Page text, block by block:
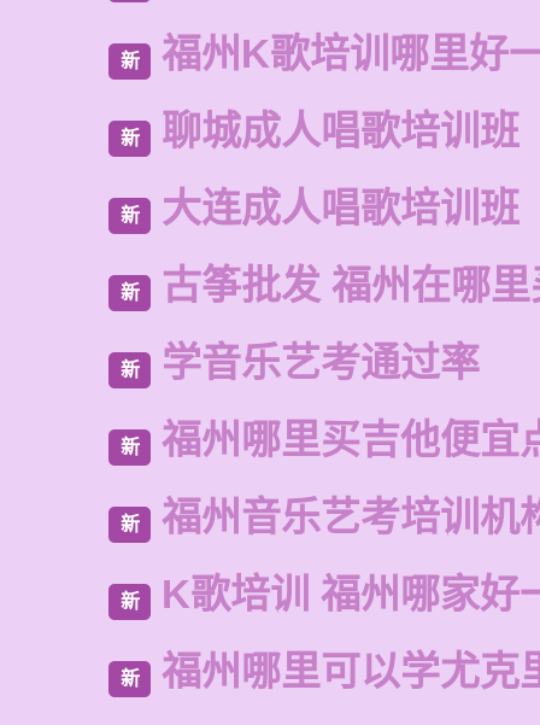
新 福州K歌培训哪里好
新 聊城成人唱歌培训班
新 大连成人唱歌培训班
新 古筝批发 福州在哪
新 学音乐艺考通过率
新 福州哪里买吉他便宜
新 福州音乐艺考培训机
新 K歌培训 福州哪家好
新 福州哪里可以学尤克